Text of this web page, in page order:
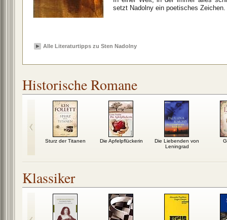
setzt Nadolny ein poetisches Zeichen.
Alle Literaturtipps zu Sten Nadolny
Historische Romane
Sturz der Titanen Die Apfelpflückerin
Die Liebenden von
Leningrad
Klassiker